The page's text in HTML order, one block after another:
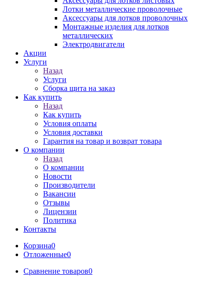
Лотки металлические проволочные
Аксессуары для лотков проволочных
Монтажные изделия для лотков
металлических
Электродвигатели
Акции
Услуги
Назад
Услуги
Сборка щита на заказ
Как купить
Назад
Как купить
Условия оплаты
Условия доставки
Гарантия на товар и возврат товара
О компании
Назад
О компании
Новости
Производители
Вакансии
Отзывы
Лицензии
Политика
Контакты
Корзина0
Отложенные0
Сравнение товаров0